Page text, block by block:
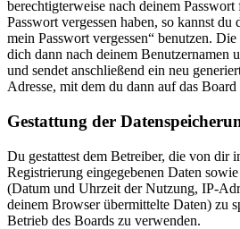
berechtigterweise nach deinem
Passwort vergessen haben, so kannst
mein Passwort vergessen“ benutzen.
dich dann nach deinem Benutzernamen
und sendet anschließend ein neu
Adresse, mit dem du dann auf das
Gestattung der
Du gestattest dem Betreiber, die von dir
Registrierung eingegebenen Daten
(Datum und Uhrzeit der Nutzung, IP-
deinem Browser übermittelte Daten) zu
Betrieb des Boards zu verwenden.